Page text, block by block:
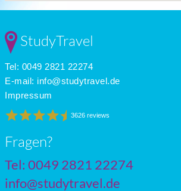
StudyTravel
Tel: 0049 2821 22274
E-mail: info@studytravel.de
Impressum
3626 reviews
Fragen?
Tel: 0049 2821 22274
info@studytravel.de